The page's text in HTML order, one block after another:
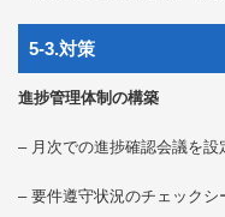
5-3.対策
進捗管理体制の構築
– 月次での進捗確認会議を設
– 要件遵守状況のチェックシ